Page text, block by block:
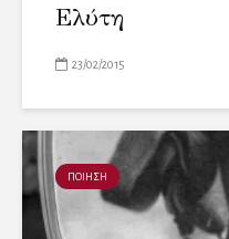
Ελύτη
23/02/2015
ΠΟΙΗΣΗ